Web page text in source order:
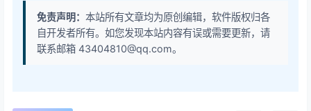
免责声明： 本站所有文章均为原创编辑，软件版权归各
自开发者所有。如您发现本站内容有误或需要更新，请
联系邮箱 43404810@qq.com。